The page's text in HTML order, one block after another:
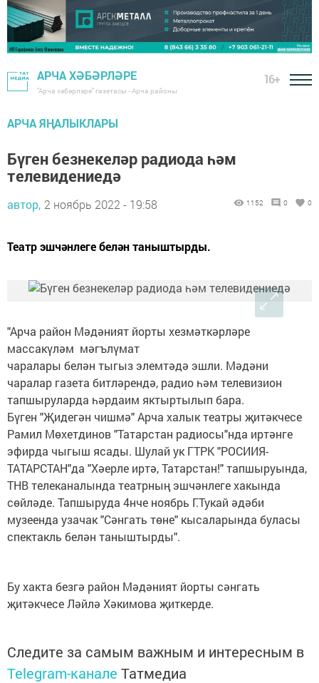
АРЧА ХӘБӘРЛӘРЕ
"Арча хәбәрләре" газетасы - Арча районы
16+
АРЧА ЯҢАЛЫКЛАРЫ
Бүген безнекеләр радиода һәм
телевидениедә
автор, 2 ноябрь 2022 - 19:58 1152 0 0
Театр эшчәнлеге белән таныштырды.
"Арча район Мәдәният йорты хезмәткәрләре
массакүләм мәгълүмат
чаралары белән тыгыз элемтәдә эшли. Мәдәни
чаралар газета битләрендә, радио һәм телевизион
тапшыруларда һәрдаим яктыртылып бара.
Бүген "Җидегән чишмә" Арча халык театры җитәкчесе
Рамил Мөхетдинов "Татарстан радиосы"нда иртәнге
эфирда чыгыш ясады. Шулай ук ГТРК "РОСИИЯ-
ТАТАРСТАН"да "Хәерле иртә, Татарстан!" тапшыруында,
ТНВ телеканалында театрның эшчәнлеге хакында
сөйләде. Тапшыруда 4нче ноябрь Г.Тукай әдәби
музеенда узачак "Сәнгать төне" кысаларында буласы
спектакль белән таныштырды".
Бу хакта безгә район Мәдәният йорты сәнгать
җитәкчесе Ләйлә Хәкимова җиткерде.
Следите за самым важным и интересным в
Telegram-канале Татмедиа